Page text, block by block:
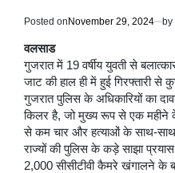
Posted onNovember 29, 2024 by
वलसाड
गुजरात में 19 वर्षीय युवती से
जाट की हाल ही में हुई गिरफ्तारी
गुजरात पुलिस के अधिकारियों का
किलर है, जो मुख्य रूप से एक महीने
से कम चार और हत्याओं के साथ-साथ
राज्यों की पुलिस के कड़े साझा
2,000 सीसीटीवी कैमरे खंगालने के